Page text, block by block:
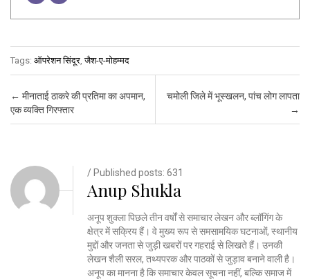
Tags: ऑपरेशन सिंदूर ,जैश-ए-मोहम्मद
Post navigation
← मीनाताई ठाकरे की प्रतिमा का अपमान,
एक व्यक्ति गिरफ्तार
चमोली जिले में भूस्खलन, पांच लोग लापता
→
/ Published posts: 631
Anup Shukla
अनूप शुक्ला पिछले तीन वर्षों से समाचार लेखन और ब्लॉगिंग के
क्षेत्र में सक्रिय हैं। वे मुख्य रूप से समसामयिक घटनाओं, स्थानीय
मुद्दों और जनता से जुड़ी खबरों पर गहराई से लिखते हैं। उनकी
लेखन शैली सरल, तथ्यपरक और पाठकों से जुड़ाव बनाने वाली है।
अनूप का मानना है कि समाचार केवल सूचना नहीं, बल्कि समाज में